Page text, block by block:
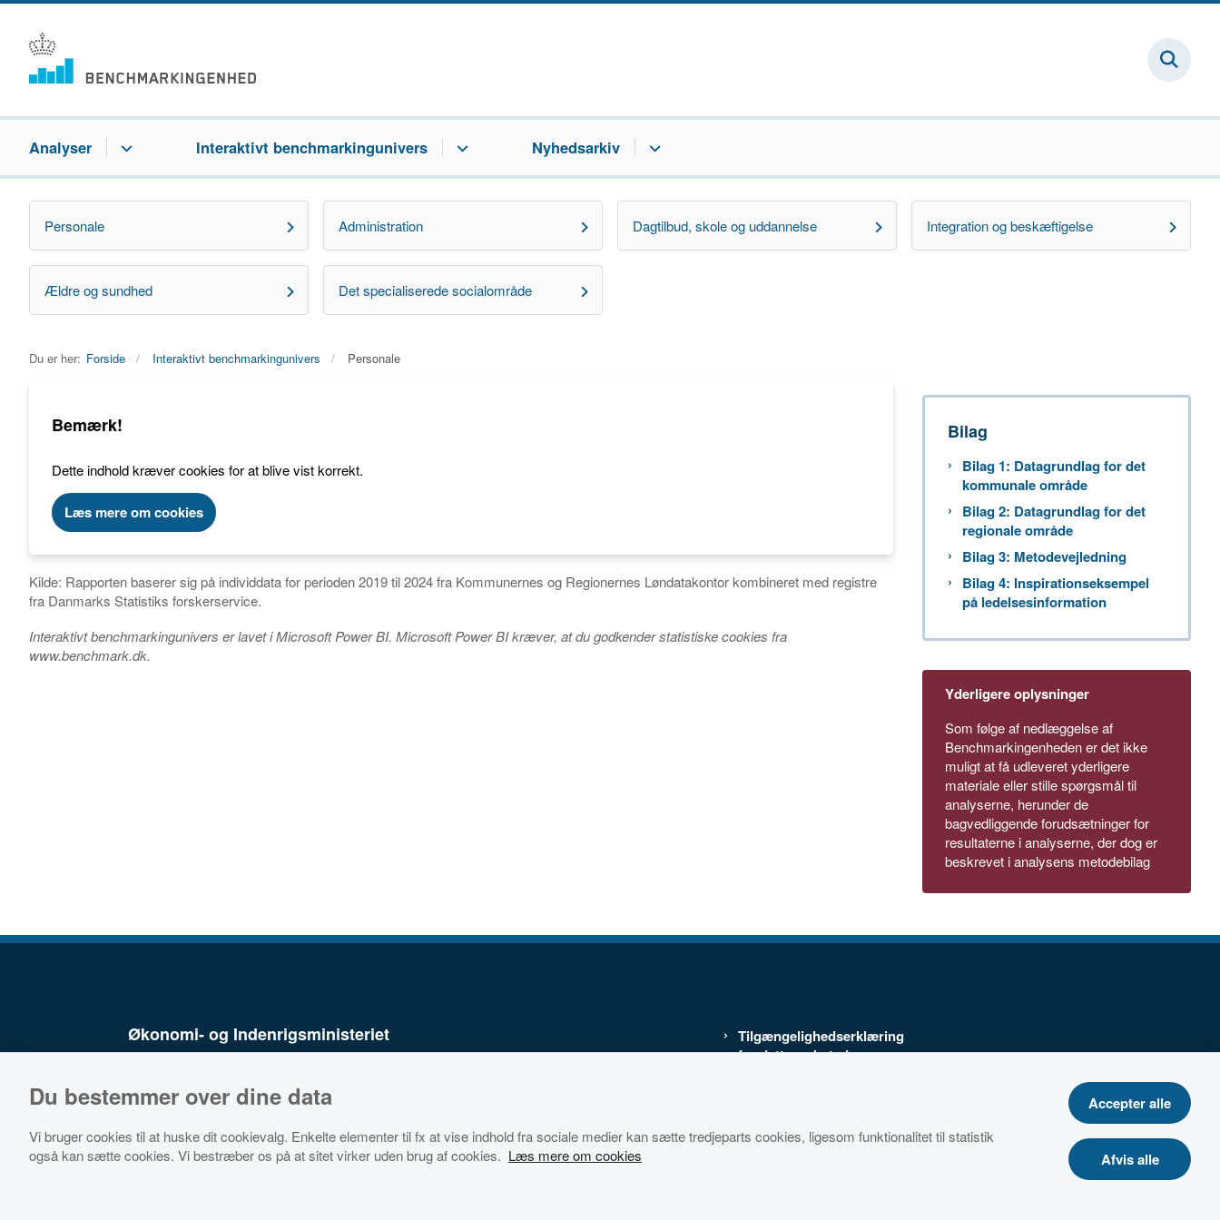
Analyser Interaktivt benchmarkingunivers Nyhedsarkiv
Personale Administration Dagtilbud, skole og uddannelse Integration og beskæftigelse
Ældre og sundhed Det specialiserede socialområde
Du er her: Forside Interaktivt benchmarkingunivers Personale
Bemærk!
Dette indhold kræver cookies for at blive vist korrekt.
Læs mere om cookies
Kilde: Rapporten baserer sig på individdata for perioden 2019 til 2024 fra Kommunernes og Regionernes Løndatakontor kombineret med registre
fra Danmarks Statistiks forskerservice.
Interaktivt benchmarkingunivers er lavet i Microsoft Power BI. Microsoft Power BI kræver, at du godkender statistiske cookies fra
www.benchmark.dk.
Bilag
Bilag 1: Datagrundlag for det
kommunale område
Bilag 2: Datagrundlag for det
regionale område
Bilag 3: Metodevejledning
Bilag 4: Inspirationseksempel
på ledelsesinformation
Yderligere oplysninger
Som følge af nedlæggelse af
Benchmarkingenheden er det ikke
muligt at få udleveret yderligere
materiale eller stille spørgsmål til
analyserne, herunder de
bagvedliggende forudsætninger for
resultaterne i analyserne, der dog er
beskrevet i analysens metodebilag
Økonomi- og Indenrigsministeriet
Tilgængelighedserklæring
for dette websted
Du bestemmer over dine data
Vi bruger cookies til at huske dit cookievalg. Enkelte elementer til fx at vise indhold fra sociale medier kan sætte tredjeparts cookies, ligesom funktionalitet til statistik
også kan sætte cookies. Vi bestræber os på at sitet virker uden brug af cookies. Læs mere om cookies
Accepter alle
Afvis alle